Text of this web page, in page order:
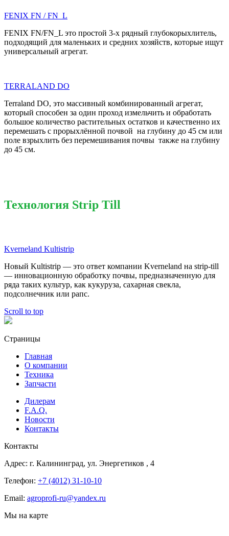
FENIX FN / FN_L
FENIX FN/FN_L это простой 3-х рядный глубокорыхлитель,
подходящий для маленьких и средних хозяйств, которые ищут
универсальный агрегат.
TERRALAND DO
Terraland DO, это массивный комбинированный агрегат,
который способен за один проход измельчить и обработать
большое количество растительных остатков и качественно их
перемешать с прорыхлённой почвой на глубину до 45 см или
поле взрыхлить без перемешивания почвы также на глубину
до 45 см.
Технология Strip Till
Kverneland Kultistrip
Новый Kultistrip — это ответ компании Kverneland на strip-till
— инновационную обработку почвы, предназначенную для
ряда таких культур, как кукуруза, сахарная свекла,
подсолнечник или рапс.
Scroll to top
Страницы
Главная
О компании
Техника
Запчасти
Дилерам
F.A.Q.
Новости
Контакты
Контакты
Адрес: г. Калининград, ул. Энергетиков , 4
Телефон: +7 (4012) 31-10-10
Email: agroprofi-ru@yandex.ru
Мы на карте